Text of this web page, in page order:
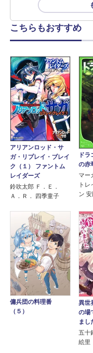
こちらもおすすめ
アリアンロッド・サ
ガ・リプレイ・ブレイ
ク（１） ファントム
レイダーズ
鈴吹太郎 Ｆ．Ｅ．
Ａ．Ｒ． 四季童子
ド
の赤
マー
ト
ン
傭兵団の料理番
（５）
異世
の場
ま
五十
絵里